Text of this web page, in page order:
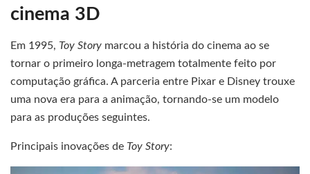
cinema 3D
Em 1995, Toy Story marcou a história do cinema ao se
tornar o primeiro longa-metragem totalmente feito por
computação gráfica. A parceria entre Pixar e Disney trouxe
uma nova era para a animação, tornando-se um modelo
para as produções seguintes.
Principais inovações de Toy Story: